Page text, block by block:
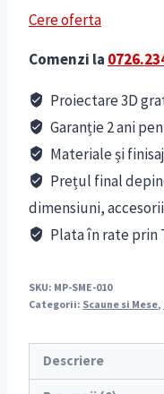
Cere oferta
Comenzi la
Proiectare 3D
Garanție 2 ani
Materiale și
Prețul final
dimensiuni,
Plata în rate prin
SKU: MP-SME-010
Categorii: Scaune si Mese,
Descriere